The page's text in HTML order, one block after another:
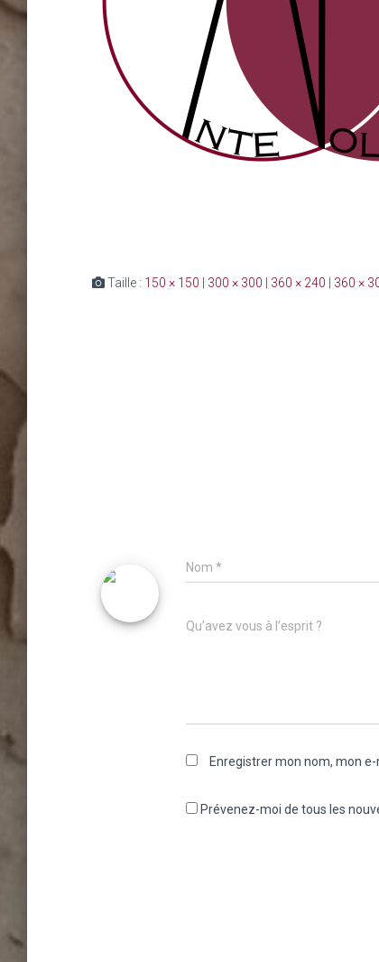
Taille : 150 × 150 300 × 300 360 × 240 360 ×
Nom *
Qu’avez vous à l’esprit ?
Enregistrer mon nom, mon
Prévenez-moi de tous les